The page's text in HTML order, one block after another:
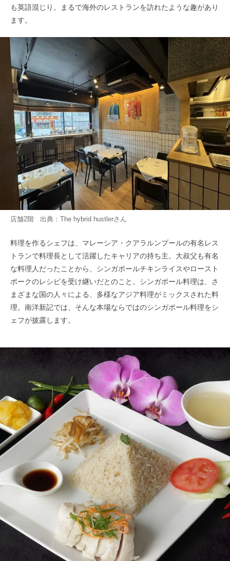
も英語混じり。まるで海外のレストランを訪れたような趣があり
ます。
店舗2階 出典： The hybrid hustlerさん
料理を作るシェフは、マレーシア・クアラルンプールの有名レス
トランで料理長として活躍したキャリアの持ち主。大叔父も有名
な料理人だったことから、シンガポールチキンライスやロースト
ポークのレシピを受け継いだとのこと。シンガポール料理は、さ
まざまな国の人々による、多様なアジア料理がミックスされた料
理。南洋新記では、そんな本場ならではのシンガポール料理をシ
ェフが披露します。